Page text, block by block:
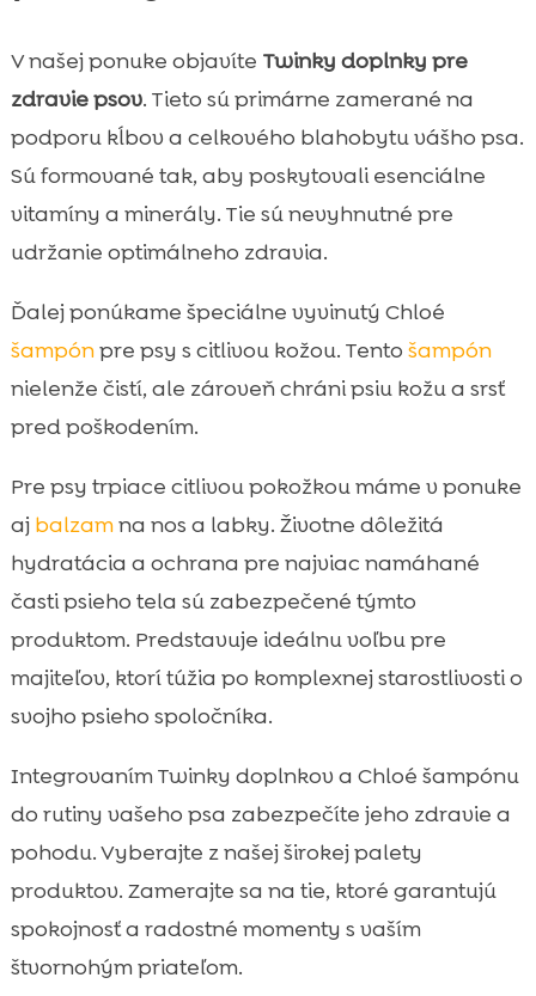
V našej ponuke objavíte Twinky doplnky pre
zdravie psov. Tieto sú primárne zamerané na
podporu kĺbov a celkového blahobytu vášho psa.
Sú formované tak, aby poskytovali esenciálne
vitamíny a minerály. Tie sú nevyhnutné pre
udržanie optimálneho zdravia.
Ďalej ponúkame špeciálne vyvinutý Chloé
šampónpre psy s citlivou kožou. Tento šampón
nielenže čistí, ale zároveň chráni psiu kožu a srsť
pred poškodením.
Pre psy trpiace citlivou pokožkou máme v ponuke
aj balzamna nos a labky. Životne dôležitá
hydratácia a ochrana pre najviac namáhané
časti psieho tela sú zabezpečené týmto
produktom. Predstavuje ideálnu voľbu pre
majiteľov, ktorí túžia po komplexnej starostlivosti o
svojho psieho spoločníka.
Integrovaním Twinky doplnkov a Chloé šampónu
do rutiny vašeho psa zabezpečíte jeho zdravie a
pohodu. Vyberajte z našej širokej palety
produktov. Zamerajte sa na tie, ktoré garantujú
spokojnosť a radostné momenty s vaším
štvornohým priateľom.